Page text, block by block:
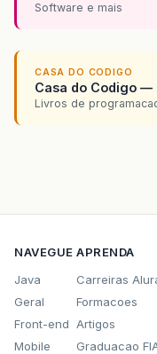
Software e mais
CASA DO CODIGO
Casa do Codigo —
Livros de
NAVEGUE
Java
Geral
Front-end
Mobile
APRENDA
Carreiras
Formacoes
Artigos
Graduacao